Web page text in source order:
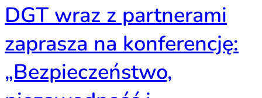
DGT wraz z partnerami
zaprasza na konferencję:
„Bezpieczeństwo,